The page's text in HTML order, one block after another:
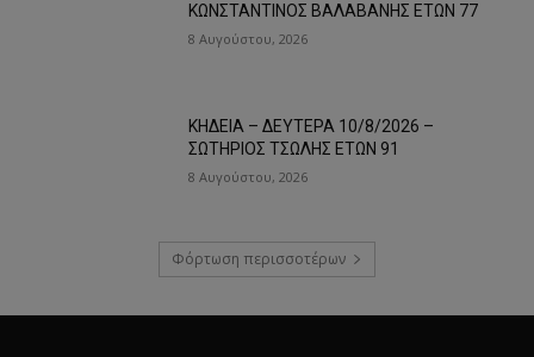
ΚΩΝΣΤΑΝΤΙΝΟΣ ΒΑΛΑΒΑΝΗΣ ΕΤΩΝ 77
8 Αυγούστου, 2026
ΚΗΔΕΙΑ – ΔΕΥΤΕΡΑ 10/8/2026 –
ΣΩΤΗΡΙΟΣ ΤΣΩΛΗΣ ΕΤΩΝ 91
8 Αυγούστου, 2026
Φόρτωση περισσοτέρων